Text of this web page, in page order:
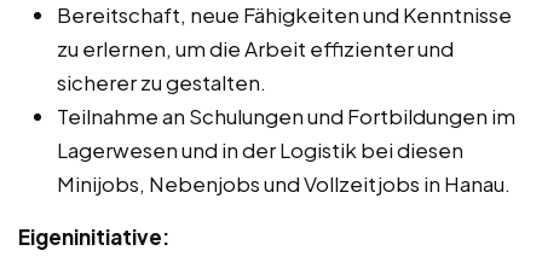
Bereitschaft, neue Fähigkeiten und Kenntnisse
zu erlernen, um die Arbeit effizienter und
sicherer zu gestalten.
Teilnahme an Schulungen und Fortbildungen im
Lagerwesen und in der Logistik bei diesen
Minijobs, Nebenjobs und Vollzeitjobs in Hanau.
Eigeninitiative: